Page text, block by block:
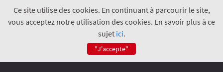
Ce site utilise des cookies. En continuant à parcourir le site,
vous acceptez notre utilisation des cookies. En savoir plus à ce
sujet ici.
"J'accepte"